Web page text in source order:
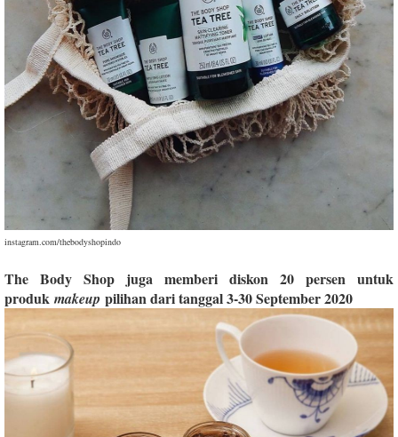
instagram.com/thebodyshopindo
The Body Shop juga memberi diskon 20 persen untuk
produk makeup pilihan dari tanggal 3-30 September 2020